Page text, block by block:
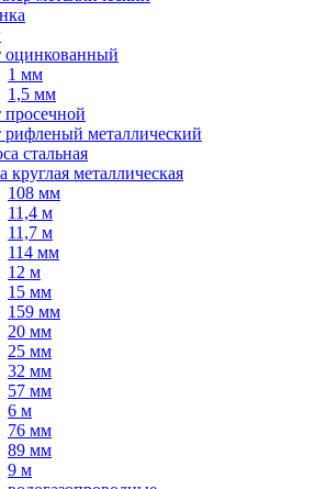
оцинкованный
1 мм
1,5 мм
просечной
рифленый металлический
стальная
круглая металлическая
108 мм
11,4 м
11,7 м
114 мм
12 м
15 мм
159 мм
20 мм
25 мм
32 мм
57 мм
6 м
76 мм
89 мм
9 м